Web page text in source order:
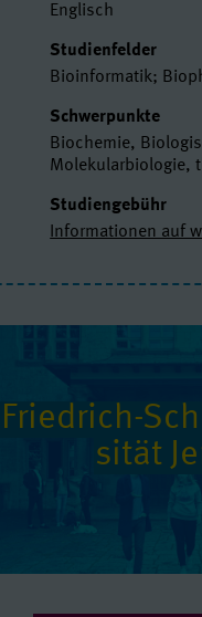
Englisch
Studienfelder
Bioinformatik;
Schwerpunkte
Biochemie,
Molekularbiologie,
Studiengebühr
Informationen auf
Friedrich-
si­tät